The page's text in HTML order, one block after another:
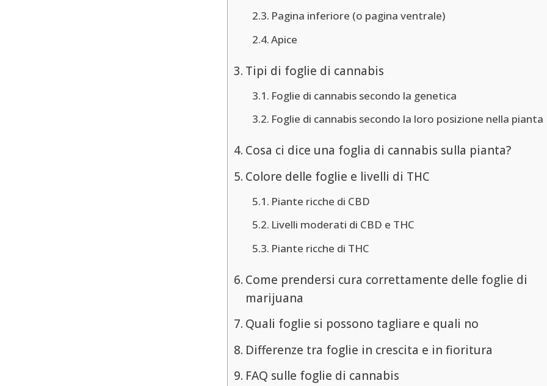
Pagina inferiore (o pagina ventrale)
Apice
Tipi di foglie di cannabis
Foglie di cannabis secondo la genetica
Foglie di cannabis secondo la loro posizione nella pianta
Cosa ci dice una foglia di cannabis sulla pianta?
Colore delle foglie e livelli di THC
Piante ricche di CBD
Livelli moderati di CBD e THC
Piante ricche di THC
Come prendersi cura correttamente delle foglie di
marijuana
Quali foglie si possono tagliare e quali no
Differenze tra foglie in crescita e in fioritura
FAQ sulle foglie di cannabis